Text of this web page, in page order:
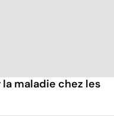
maladie chez les